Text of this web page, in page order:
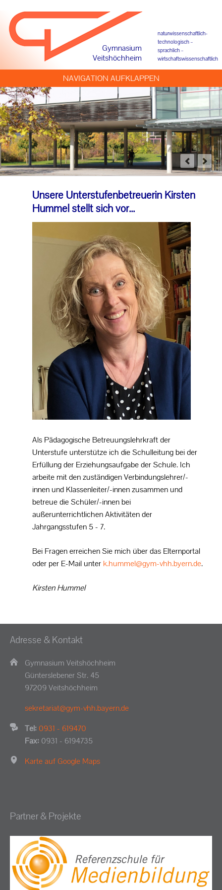
Gymnasium
Veitshöchheim
naturwissenschaftlich-
technologisch –
sprachlich –
wirtschaftswissenschaftlich
NAVIGATION AUFKLAPPEN
Unsere Unterstufenbetreuerin Kirsten
Hummel stellt sich vor...
Als Pädagogische Betreuungslehrkraft der
Unterstufe unterstütze ich die Schulleitung bei der
Erfüllung der Erziehungsaufgabe der Schule. Ich
arbeite mit den zuständigen Verbindungslehrer/-
innen und Klassenleiter/-innen zusammen und
betreue die Schüler/-innen bei
außerunterrichtlichen Aktivitäten der
Jahrgangsstufen 5 - 7.
Bei Fragen erreichen Sie mich über das Elternportal
oder per E-Mail unter k.hummel@gym-vhh.byern.de.
Kirsten Hummel
Adresse & Kontakt
Gymnasium Veitshöchheim
Günterslebener Str. 45
97209 Veitshöchheim
sekretariat@gym-vhh.bayern.de
Tel: 0931 - 619470
Fax: 0931 - 6194735
Karte auf Google Maps
Partner & Projekte
Förderkreis
Offene Ganztagsschule
Beratung und Begleitung
Beratungslehrer
Verbindungslehrer
Unterstufenbetreuuung
Mittelstufenbetreuung
Schulpsychologe
externe psychologische Unterstützung
Jugendsozialarbeit an Schulen
Schulpastoral
Lernen lernen
Individuelle Lernzeit
Tutoren
Streitschlichter
Schüler helfen Schülern
SCHULPROFIL
UNTERRICHT
SCHULLEBEN
PROJEKTE